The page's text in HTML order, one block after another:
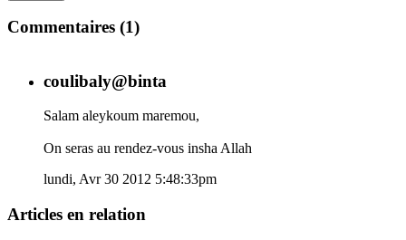
Commentaires (1)
coulibaly@binta
Salam aleykoum maremou,
On seras au rendez-vous insha Allah
lundi, Avr 30 2012 5:48:33pm
Articles en relation